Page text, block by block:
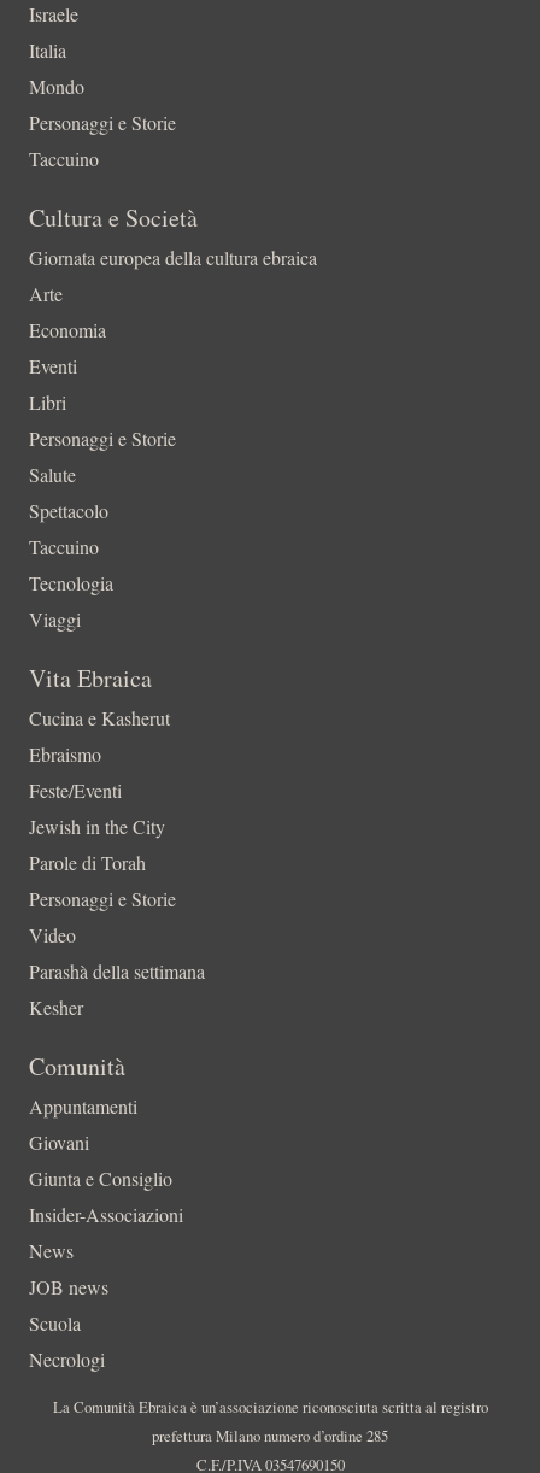
Israele
Italia
Mondo
Personaggi e Storie
Taccuino
Cultura e Società
Giornata europea della cultura ebraica
Arte
Economia
Eventi
Libri
Personaggi e Storie
Salute
Spettacolo
Taccuino
Tecnologia
Viaggi
Vita Ebraica
Cucina e Kasherut
Ebraismo
Feste/Eventi
Jewish in the City
Parole di Torah
Personaggi e Storie
Video
Parashà della settimana
Kesher
Comunità
Appuntamenti
Giovani
Giunta e Consiglio
Insider-Associazioni
News
JOB news
Scuola
Necrologi
La Comunità Ebraica è un’associazione riconosciuta scritta al registro
prefettura Milano numero d’ordine 285
C.F./P.IVA 03547690150